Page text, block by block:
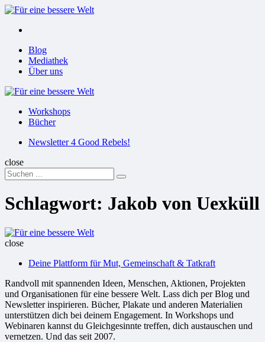
Menu
Menu
Blog
Mediathek
Über uns
Für
Workshops
Bücher
SuchenNewsletter 4 Good Rebels!
close
Search
for:
Suchen
Schlagwort: Jakob von Uexküll
Für
Welt
close
Deine Plattform für Mut, Gemeinschaft & Tatkraft
Randvoll mit spannenden Ideen, Menschen, Aktionen, Projekten
und Organisationen für eine bessere Welt. Lass dich per Blog und
Newsletter inspirieren. Bücher, Plakate und anderen Materialien
unterstützen dich bei deinem Engagement. In Workshops und
Webinaren kannst du Gleichgesinnte treffen, dich austauschen und
vernetzen. Und das seit 2007.